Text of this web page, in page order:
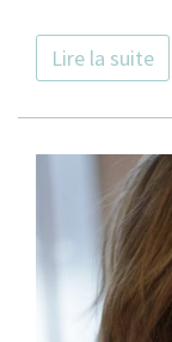
Lire la suite